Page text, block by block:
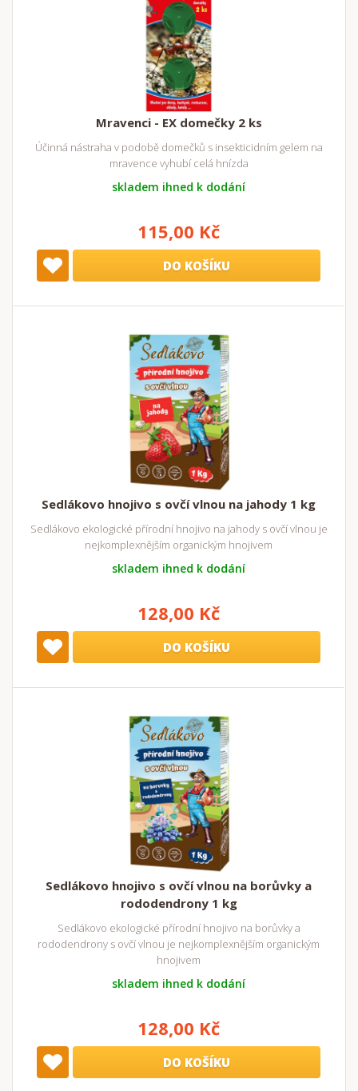
Mravenci - EX domečky 2 ks
Účinná nástraha v podobě domečků s insekticidním gelem na
mravence vyhubí celá hnízda
skladem ihned k dodání
115,00 Kč
DO KOŠÍKU
Sedlákovo hnojivo s ovčí vlnou na jahody 1 kg
Sedlákovo ekologické přírodní hnojivo na jahody s ovčí vlnou je
nejkomplexnějším organickým hnojivem
skladem ihned k dodání
128,00 Kč
DO KOŠÍKU
Sedlákovo hnojivo s ovčí vlnou na borůvky a
rododendrony 1 kg
Sedlákovo ekologické přírodní hnojivo na borůvky a
rododendrony s ovčí vlnou je nejkomplexnějším organickým
hnojivem
skladem ihned k dodání
128,00 Kč
DO KOŠÍKU